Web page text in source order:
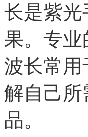
长是紫光
果。专
波长常
解自己
品。